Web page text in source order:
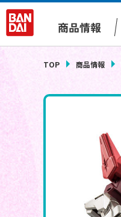
商品情報
TOP 商品情報